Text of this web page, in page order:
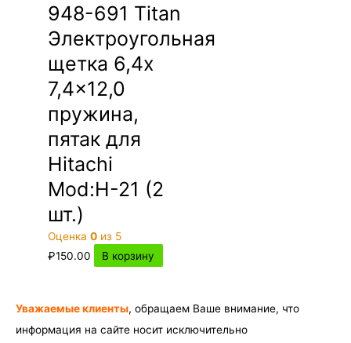
948-691 Titan
Электроугольная
щетка 6,4x
7,4×12,0
пружина,
пятак для
Hitachi
Mod:H-21 (2
шт.)
Оценка0 из 5
₽150.00 В корзину
Уважаемые клиенты, обращаем Ваше внимание, что
информация на сайте носит исключительно